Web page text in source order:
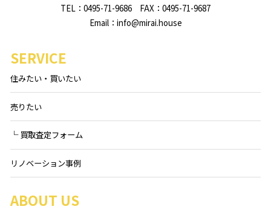
TEL：0495-71-9686 FAX：0495-71-9687
Email：info@mirai.house
SERVICE
住みたい・買いたい
売りたい
└ 買取査定フォーム
リノベーション事例
ABOUT US